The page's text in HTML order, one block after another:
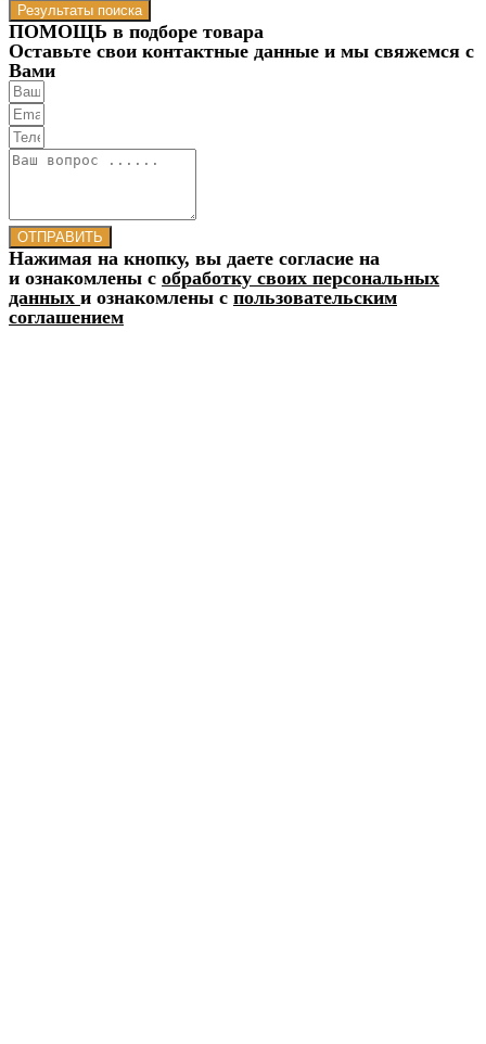
Результаты поиска
ПОМОЩЬ в подборе товара
Оставьте свои контактные данные и мы свяжемся с
Вами
ОТПРАВИТЬ
Нажимая на кнопку, вы даете согласие на
и ознакомлены с обработку своих персональных
данных и ознакомлены с пользовательским
соглашением